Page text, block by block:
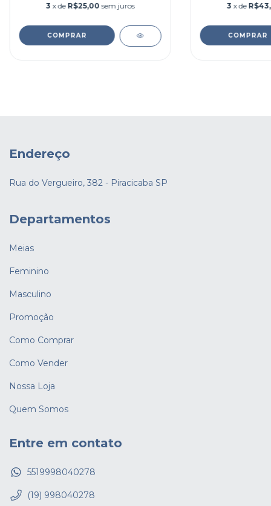
3 x de R$25,00 sem juros
COMPRAR
3 x de
COMPRAR
Endereço
Rua do Vergueiro, 382 - Piracicaba SP
Departamentos
Meias
Feminino
Masculino
Promoção
Como Comprar
Como Vender
Nossa Loja
Quem Somos
Entre em contato
5519998040278
(19) 998040278